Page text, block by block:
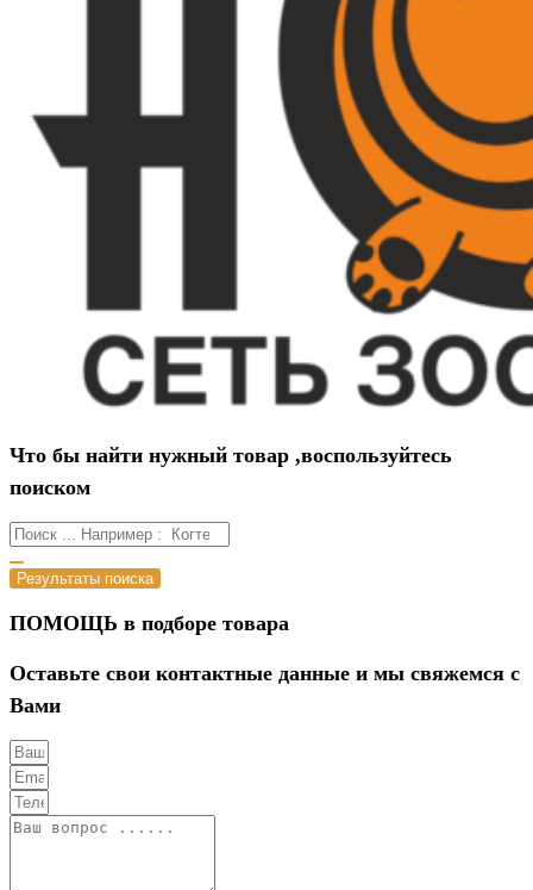
Что бы найти нужный товар ,воспользуйтесь
поиском
Результаты поиска
ПОМОЩЬ в подборе товара
Оставьте свои контактные данные и мы свяжемся с
Вами